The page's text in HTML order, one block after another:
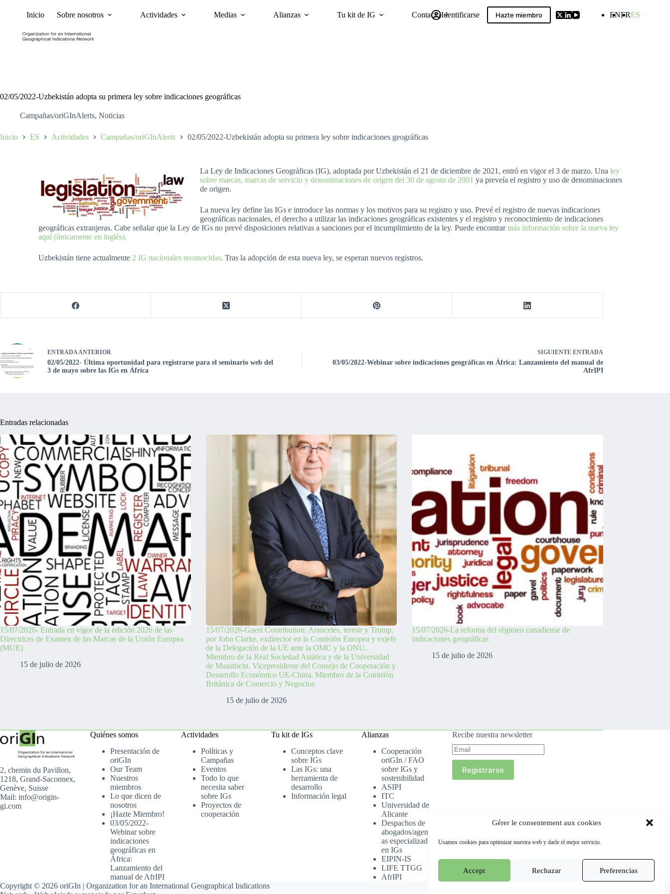
Gérer le consentement aux cookies
Usamos cookies para optimizar nuestra web y darle el mejor servicio.
Accept Rechazar Preferencias
oriGIn Worldwide GIs Compilation
Inicio Sobre nosotros Actividades Medias Alianzas Tu kit de IG ContactoIdentificarse Hazte miembro ENFRES
02/05/2022-Uzbekistán adopta su primera ley sobre indicaciones geográficas
Campañas/oriGInAlerts, Noticias
Inicio ES Actividades Campañas/oriGInAlerts 02/05/2022-Uzbekistán adopta su primera ley sobre indicaciones geográficas
La Ley de Indicaciones Geográficas (IG), adoptada por Uzbekistán el 21 de diciembre de 2021, entró en vigor el 3 de marzo. Unaley
sobre marcas, marcas de servicio y denominaciones de origen del 30 de agosto de 2001 ya preveía el registro y uso de denominaciones
de origen.
La nueva ley define las IGs e introduce las normas y los motivos para su registro y uso. Prevé el registro de nuevas indicaciones
geográficas nacionales, el derecho a utilizar las indicaciones geográficas existentes y el registro y reconocimiento de indicaciones
geográficas extranjeras. Cabe señalar que la Ley de IGs no prevé disposiciones relativas a sanciones por el incumplimiento de la ley. Puede encontrarmás información sobre la nueva ley
aquí (únicamente en inglés).
Uzbekistán tiene actualmente 2 IG nacionales reconocidas. Tras la adopción de esta nueva ley, se esperan nuevos registros.
ENTRADAANTERIOR
02/05/2022- Última oportunidad para registrarse para el seminario web del
3 de mayo sobre las IGs en África
SIGUIENTE ENTRADA
03/05/2022-Webinar sobre indicaciones geográficas en África: Lanzamiento del manual de
AfrIPI
Entradas relacionadas
15/07/2026- Entrada en vigor de la edición 2026 de las
Directrices de Examen de las Marcas de la Unión Europea
(MUE)
15 de julio de 2026
15/07/2026-Guest Contribution: Aranceles, terroir y Trump,
por John Clarke, exdirector en la Comisión Europea y exjefe
de la Delegación de la UE ante la OMC y la ONU.
Miembro de la Real Sociedad Asiática y de la Universidad
de Maastricht. Vicepresidente del Consejo de Cooperación y
Desarrollo Económico UE-China. Miembro de la Comisión
Británica de Comercio y Negocios
15 de julio de 2026
15/07/2026-La reforma del régimen canadiense de
indicaciones geográficas
15 de julio de 2026
2, chemin du Pavillon,
1218, Grand-Saconnex,
Genève, Suisse
Mail: info@origin-
gi.com
Quiénes somos
Presentación de
oriGIn
Our Team
Nuestros
miembros
Lo que dicen de
nosotros
¡Hazte Miembro!
03/05/2022-
Webinar sobre
indicaciones
geográficas en
África:
Lanzamiento del
manual de AfrIPI
Actividades
Políticas y
Campañas
Eventos
Todo lo que
necesita saber
sobre IGs
Proyectos de
cooperación
Tu kit de IGs
Conceptos clave
sobre IGs
Las IGs: una
herramienta de
desarrollo
Información legal
Alianzas
Cooperación
oriGIn / FAO
sobre IGs y
sostenibilidad
ASIPI
ITC
Universidad de
Alicante
Despachos de
abogados/agenci
as especializados
en IGs
EIPIN-IS
LIFE TTGG
AfrIPI
Recibe nuestra newsletter
Registrarse
Copyright © 2026 oriGIn | Organization for an International Geographical Indications